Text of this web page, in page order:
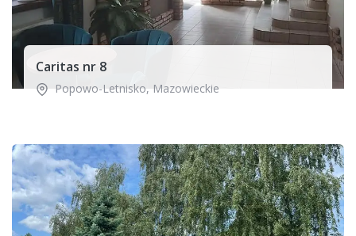
Caritas nr 8
Popowo-Letnisko, Mazowieckie